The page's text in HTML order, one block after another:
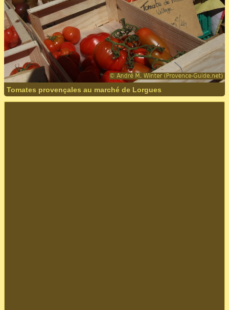
Tomates provençales au marché de Lorgues